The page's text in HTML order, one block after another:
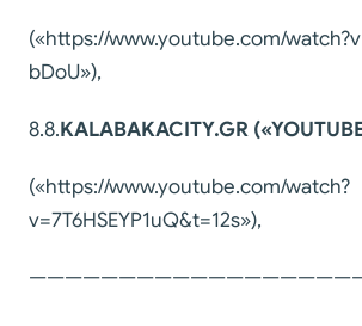
(«https://www.youtube.com/
bDoU»),
8.8.KALABAKACITY.GR
(«https://www.youtube.com/watch?
v=7T6HSEYP1uQ&t=12s»),